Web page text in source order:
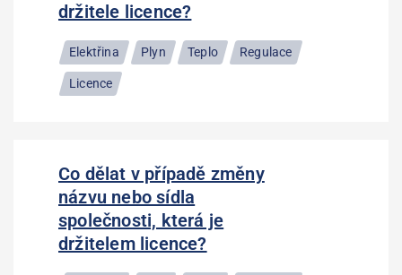
držitele licence?
Elektřina Plyn Teplo Regulace
Licence
Co dělat v případě změny
názvu nebo sídla
společnosti, která je
držitelem licence?